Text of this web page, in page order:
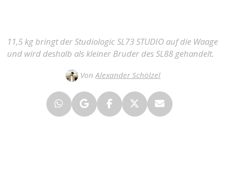
11,5 kg bringt der Studiologic SL73 STUDIO auf die Waage
und wird deshalb als kleiner Bruder des SL88 gehandelt.
VonAlexander Schölzel